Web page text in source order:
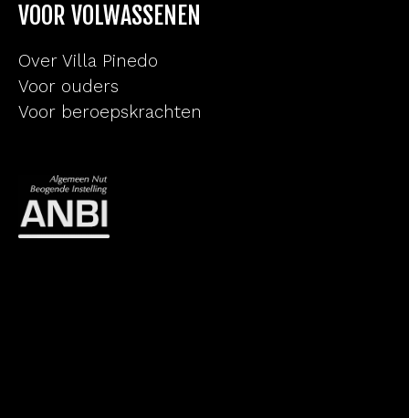
VOOR VOLWASSENEN
Over Villa Pinedo
Voor ouders
Voor beroepskrachten